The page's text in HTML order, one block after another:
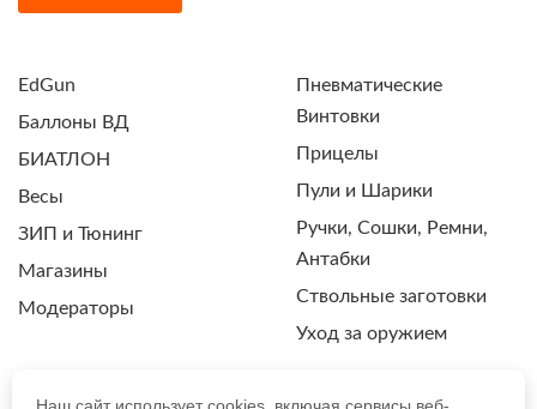
EdGun
Баллоны ВД
БИАТЛОН
Весы
ЗИП и Тюнинг
Магазины
Модераторы
Пневматические
Винтовки
Прицелы
Пули и Шарики
Ручки, Сошки, Ремни,
Антабки
Ствольные заготовки
Уход за оружием